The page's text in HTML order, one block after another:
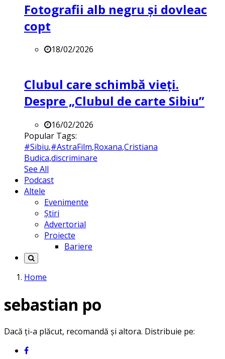
Fotografii alb negru și dovleac
copt
18/02/2026
Clubul care schimbă vieți.
Despre „Clubul de carte Sibiu”
16/02/2026
Popular Tags:
#Sibiu,#AstraFilm,Roxana,Cristiana
Budica,discriminare
See All
Podcast
Altele
Evenimente
Știri
Advertorial
Proiecte
Bariere
Home
sebastian po
Dacă ți-a plăcut, recomandă și altora. Distribuie pe: